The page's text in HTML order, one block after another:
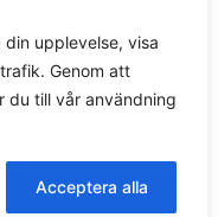
upplevelse, visa
Genom att
du till vår användning
Acceptera alla
juridiska guider.